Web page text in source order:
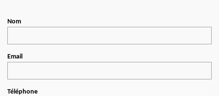
Nom
Email
Téléphone